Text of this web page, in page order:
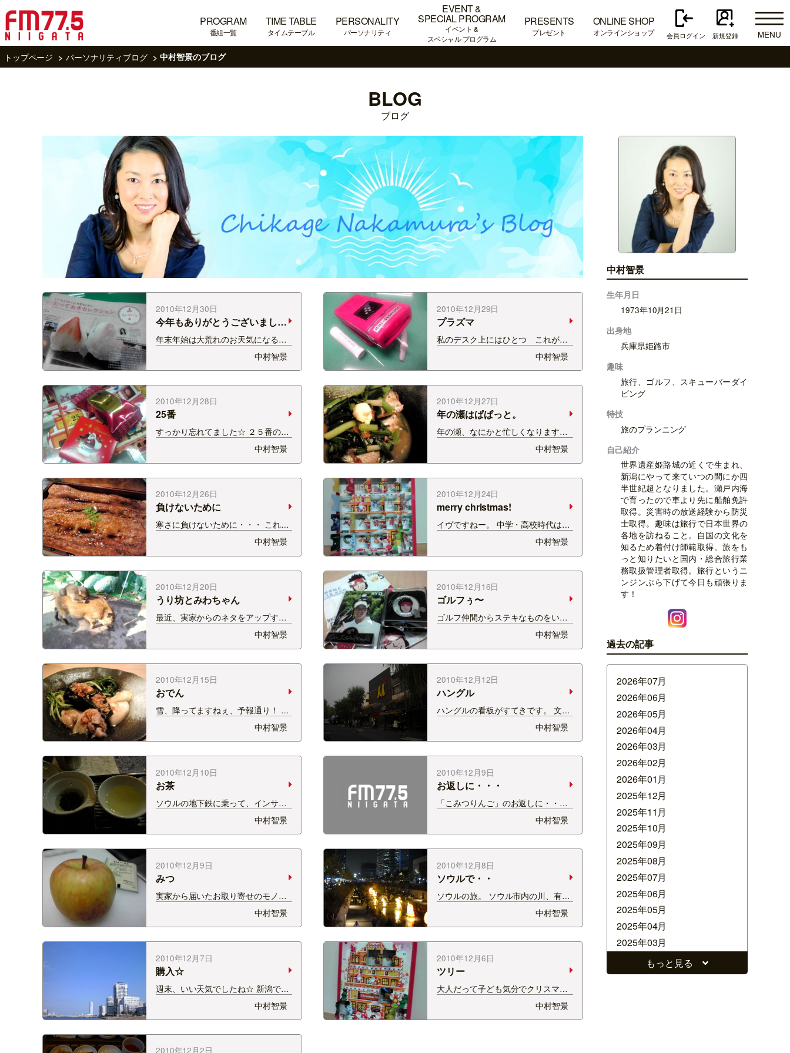
PROGRAM
番組一覧
TIME TABLE
タイムテーブル
PERSONALITY
パーソナリティ
EVENT &
SPECIAL PROGRAM
イベント &
スペシャル プログラム
PRESENTS
プレゼント
ONLINE SHOP
オンラインショップ 会員ログイン 新規登録
MENU
トップページ
パーソナリティブログ 中村智景のブログ
BLOG
ブログ
2010年12月30日
今年もありがとうございまし
た。
年末年始は大荒れのお天気になる模
様。みなさま、気をつけて！ 帰省な
どにぴったりなお土産・・・Ｋｏｍ
ａｃｈｉ２月号で私が紹介している
のが このいちご餅。本店は姥ヶ山に
あるのですが、伊勢丹地階にもあり
ます。 本当に美味しい☆…
中村智景
2010年12月29日
プラズマ
私のデスク上にはひとつ これが増
えました。 プラズマクラスター！
Ｙｅａｈ！ これでお肌もいい感
じ？！ 携帯電話みたいな大きさ。隣
のリップクリームと比較してみて
っ。
中村智景
2010年12月28日
25番
すっかり忘れてました☆ ２５番の扉
をあけるの。 ２５番だけきっと特別
なことがあるはず・・・と思ってい
たら・・・ チョコが２個入ってまし
た！ なんかラッキー☆
中村智景
2010年12月27日
年の瀬はぱぱっと。
年の瀬、なにかと忙しくなります。
そんなときに・・・ぱぱっとおか
ず。 缶詰のさばやいわしを使って、
冷蔵庫の余った野菜たちを入れて 煮
込み直せば出来上がり☆ 仕上げに
しょうがを！
中村智景
2010年12月26日
負けないために
寒さに負けないために・・・ これで
中村智景
2010年12月24日
merry christmas!
イヴですねー。 中学・高校時代はミ
サで讃美歌うたってましたねぇ。 予
報通り、雪も降り始め・・・大雪で
はなく徐々に降ってほしいもので
す。 風も強くなってきて・・・気を
つけましょう☆ さて、毎日開けてき
た扉・・・あと1つにな…
中村智景
2010年12月20日
うり坊とみわちゃん
最近、実家からのネタをアップする
機会が増えているような・・・。 こ
れは福知山動物園の うり坊とみわ
ちゃんです。 仲良しなんですって。
イノシシみたいになってるのがうり
坊。 もうすっかり大きくなって、動
作が鈍く、シマ模様も…
中村智景
2010年12月16日
ゴルフぅ〜
ゴルフ仲間からステキなものをいた
だきました。 そう、湯沢にある石川
遼記念館の会場限定マーカー。 けっ
こう本人に似ている似顔絵です。特
にほくろ。 早く、これを使いたいな
ぁ・・・。 そうそう、1月28日〜31
日まで「FM-N…
中村智景
2010年12月15日
おでん
雪、降ってますねぇ、予報通り！ ど
うぞ安全運転で！ こういう日はやっ
ぱり鍋ものでしょうか。 先日、実家
から「おでん」が届きました。 いろ
いろ入ってますが・・・この写真
は、地元姫路のＢ級グルメ「姫路お
でん」です。 特徴は・…
中村智景
2010年12月12日
ハングル
ハングルの看板がすてきです。 文字
がまるでデザインのよう。 インサド
ンの街中で撮影。いい雰囲気です。
ソウル旅を終えてから・・・家でも
ソウル気分。ということでデパ地下
でゲット。 1週間は毎日キムチ食べ
てたなぁ。 最近は普…
中村智景
2010年12月10日
お茶
ソウルの地下鉄に乗って、インサド
ンへ。 歩き疲れた私たち、お茶しま
しょ、と。 幹君はこのヨモギ茶。畳
に似た香り。 こちらは、カボチャ
茶。お茶というより、スープって感
じ。 ミルクが入っていたような。 添
えてあるお菓子は韓菓…
中村智景
2010年12月9日
お返しに・・・
「こみつりんご」のお返しに・・・
実家へ送ったのは白根のル・レクチ
ェ。 一番大きいやつ、送ったよ。 今
日はSOUND SPLASHでともちゃん
が食べてたね。 実家から・・・ラ・
フランスより美味しいとの返事が
っ！
中村智景
2010年12月9日
みつ
実家から届いたお取り寄せのモノ。
今度は、青森産のりんご。でもただ
ものではない。 というのも、ほぼ全
部が密らしい。 その名前は「こみ
つ」 隣のティーバッグと大きさを比
べてください。結構、小玉。 では、
切ってみましょう。 …
中村智景
2010年12月8日
ソウルで・・
ソウルの旅。 ソウル市内の川、有名
な清渓川。 ちょうどここでは燈篭ま
つりやってました。そのほかの写真
はもとき君ページで。 ふんころがし
の燈篭にはびっくりでした。 こちら
は、南大門市場で食べたおうどん。
おいしかったぁ〜。 …
中村智景
2010年12月7日
購入☆
週末、いい天気でしたね☆ 新潟での
青空、いつまで見られるでしょ？！
ゴルフスクール行く前に、家でゴル
フシューズを履いたとき 足の裏がつ
りました。 ゴルフスクールで、打っ
てて、足の裏がつりました。 運動不
中村智景
2010年12月6日
ツリー
大人だって子ども気分でクリスマス
☆ 毎日ひとつ、扉を開けてます。 中
にはチョコが☆ ２５日まで続きま
す・・・
中村智景
2010年12月2日
中村智景
生年月日
1973年10月21日
出身地
兵庫県姫路市
趣味
旅行、ゴルフ、スキューバーダイ
ビング
特技
旅のプランニング
自己紹介
世界遺産姫路城の近くで生まれ、
新潟にやって来ていつの間にか四
半世紀超となりました。瀬戸内海
で育ったので車より先に船舶免許
取得。災害時の放送経験から防災
士取得。趣味は旅行で日本世界の
各地を訪ねること。自国の文化を
知るため着付け師範取得。旅をも
っと知りたいと国内・総合旅行業
務取扱管理者取得。旅行というニ
ンジンぶら下げて今日も頑張りま
す！
過去の記事
2026年07月
2026年06月
2026年05月
2026年04月
2026年03月
2026年02月
2026年01月
2025年12月
2025年11月
2025年10月
2025年09月
2025年08月
2025年07月
2025年06月
2025年05月
2025年04月
2025年03月
2025年02月
2025年01月
もっと見る